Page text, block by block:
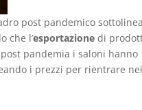
post pandemico
che l’esportazione di
pandemia i saloni hanno
i prezzi per rientrare nei